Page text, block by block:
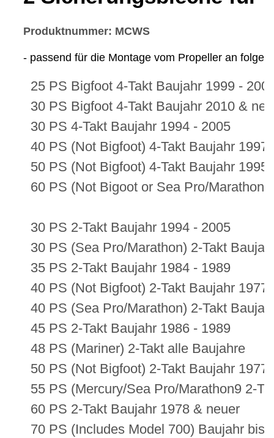
Produktnummer: MCWS
- passend für die Montage vom Propeller an
25 PS Bigfoot 4-Takt Baujahr 1999 -
30 PS Bigfoot 4-Takt Baujahr 2010 &
30 PS 4-Takt Baujahr 1994 - 2005
40 PS (Not Bigfoot) 4-Takt Baujahr 1997
50 PS (Not Bigfoot) 4-Takt Baujahr 1995
60 PS (Not Bigoot or Sea Pro/Marathon)
30 PS 2-Takt Baujahr 1994 - 2005
30 PS (Sea Pro/Marathon) 2-Takt
35 PS 2-Takt Baujahr 1984 - 1989
40 PS (Not Bigfoot) 2-Takt Baujahr 1977
40 PS (Sea Pro/Marathon) 2-Takt
45 PS 2-Takt Baujahr 1986 - 1989
48 PS (Mariner) 2-Takt alle Baujahre
50 PS (Not Bigfoot) 2-Takt Baujahr 1977
55 PS (Mercury/Sea Pro/Marathon9 2-
60 PS 2-Takt Baujahr 1978 & neuer
70 PS (Includes Model 700) Baujahr bis